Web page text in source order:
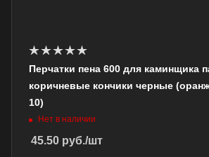
Перчатки пена 600 для каминщика
коричневые кончики черные
10)
Нет в наличии
45.50 руб./шт